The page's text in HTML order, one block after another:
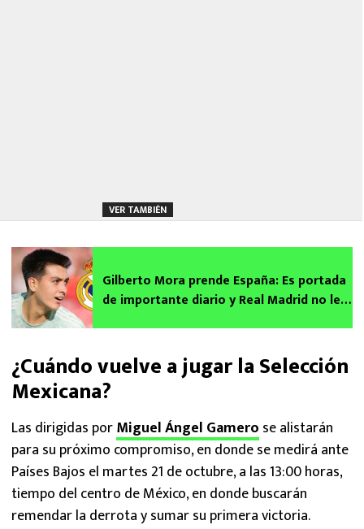
VER TAMBIÉN
Gilberto Mora prende España: Es portada
de importante diario y Real Madrid no le
¿Cuándo vuelve a jugar la Selección
Mexicana?
Las dirigidas porMiguel Ángel Gamero se alistarán
para su próximo compromiso, en donde se medirá ante
Países Bajos el martes 21 de octubre, a las 13:00 horas,
tiempo del centro de México, en donde buscarán
remendar la derrota y sumar su primera victoria.